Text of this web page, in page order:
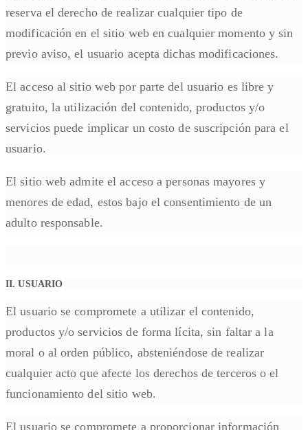
reserva el derecho de realizar cualquier tipo de
modificación en el sitio web en cualquier momento y sin
previo aviso, el usuario acepta dichas modificaciones.
El acceso al sitio web por parte del usuario es libre y
gratuito, la utilización del contenido, productos y/o
servicios puede implicar un costo de suscripción para el
usuario.
El sitio web admite el acceso a personas mayores y
menores de edad, estos bajo el consentimiento de un
adulto responsable.
II. USUARIO
El usuario se compromete a utilizar el contenido,
productos y/o servicios de forma lícita, sin faltar a la
moral o al orden público, absteniéndose de realizar
cualquier acto que afecte los derechos de terceros o el
funcionamiento del sitio web.
El usuario se compromete a proporcionar información